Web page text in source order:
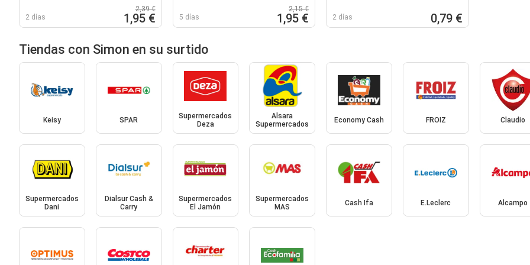
2 días
2,39 €
1,95 € 5 días
2,15 €
1,95 € 2 días 0,79 €
Tiendas con Simon en su surtido
Keisy SPAR
Supermercados
Deza
Alsara
Supermercados
Economy Cash FROIZ Claudio
Supermercados
Dani
Dialsur Cash &
Carry
Supermercados
El Jamón
Supermercados
MAS
Cash Ifa E.Leclerc Alcampo